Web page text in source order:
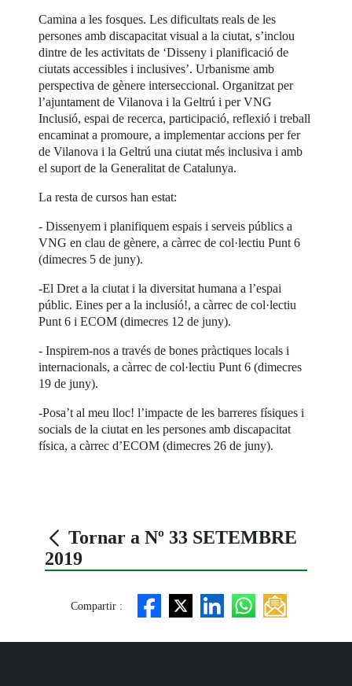
Camina a les fosques. Les dificultats reals de les
persones amb discapacitat visual a la ciutat, s’inclou
dintre de les activitats de ‘Disseny i planificació de
ciutats accessibles i inclusives’. Urbanisme amb
perspectiva de gènere interseccional. Organitzat per
l’ajuntament de Vilanova i la Geltrú i per VNG
Inclusió, espai de recerca, participació, reflexió i treball
encaminat a promoure, a implementar accions per fer
de Vilanova i la Geltrú una ciutat més inclusiva i amb
el suport de la Generalitat de Catalunya.
La resta de cursos han estat:
- Dissenyem i planifiquem espais i serveis públics a
VNG en clau de gènere, a càrrec de col·lectiu Punt 6
(dimecres 5 de juny).
-El Dret a la ciutat i la diversitat humana a l’espai
públic. Eines per a la inclusió!, a càrrec de col·lectiu
Punt 6 i ECOM (dimecres 12 de juny).
- Inspirem-nos a través de bones pràctiques locals i
internacionals, a càrrec de col·lectiu Punt 6 (dimecres
19 de juny).
-Posa’t al meu lloc! l’impacte de les barreres físiques i
socials de la ciutat en les persones amb discapacitat
física, a càrrec d’ECOM (dimecres 26 de juny).
Tornar a Nº 33 SETEMBRE
2019
Compartir :